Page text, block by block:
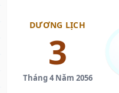
DƯƠNG LỊCH
3
Tháng 4 Năm 2056